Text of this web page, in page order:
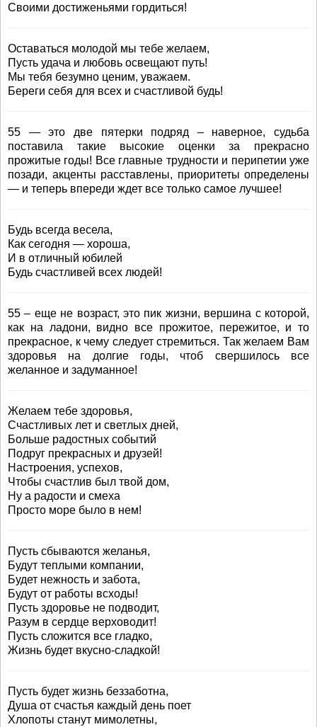
Своими достиженьями гордиться!
Оставаться молодой мы тебе желаем,
Пусть удача и любовь освещают путь!
Мы тебя безумно ценим, уважаем.
Береги себя для всех и счастливой будь!
55 — это две пятерки подряд – наверное, судьба
поставила такие высокие оценки за прекрасно
прожитые годы! Все главные трудности и перипетии уже
позади, акценты расставлены, приоритеты определены
— и теперь впереди ждет все только самое лучшее!
Будь всегда весела,
Как сегодня — хороша,
И в отличный юбилей
Будь счастливей всех людей!
55 – еще не возраст, это пик жизни, вершина с которой,
как на ладони, видно все прожитое, пережитое, и то
прекрасное, к чему следует стремиться. Так желаем Вам
здоровья на долгие годы, чтоб свершилось все
желанное и задуманное!
Желаем тебе здоровья,
Счастливых лет и светлых дней,
Больше радостных событий
Подруг прекрасных и друзей!
Настроения, успехов,
Чтобы счастлив был твой дом,
Ну а радости и смеха
Просто море было в нем!
Пусть сбываются желанья,
Будут теплыми компании,
Будет нежность и забота,
Будут от работы всходы!
Пусть здоровье не подводит,
Разум в сердце верховодит!
Пусть сложится все гладко,
Жизнь будет вкусно-сладкой!
Пусть будет жизнь беззаботна,
Душа от счастья каждый день поет
Хлопоты станут мимолетны,